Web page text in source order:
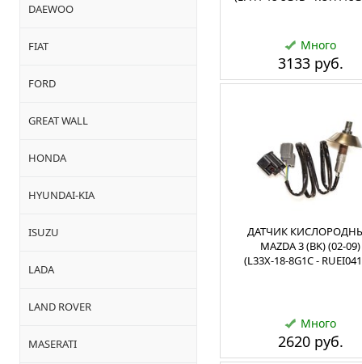
DAEWOO
FIAT
FORD
GREAT WALL
HONDA
HYUNDAI-KIA
ISUZU
LADA
LAND ROVER
MASERATI
Много
3133 руб.
ДАТЧИК
MAZDA 3 (BK) (02-09)
(L33X-18-8G1C -
Много
2620 руб.